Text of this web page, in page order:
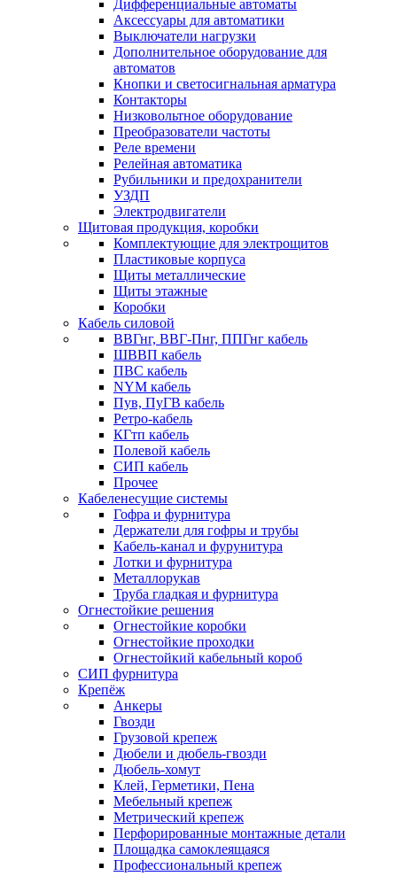
Дифференциальные автоматы
Аксессуары для автоматики
Выключатели нагрузки
Дополнительное оборудование для
автоматов
Кнопки и светосигнальная арматура
Контакторы
Низковольтное оборудование
Преобразователи частоты
Реле времени
Релейная автоматика
Рубильники и предохранители
УЗДП
Электродвигатели
Щитовая продукция, коробки
Комплектующие для электрощитов
Пластиковые корпуса
Щиты металлические
Щиты этажные
Коробки
Кабель силовой
ВВГнг, ВВГ-Пнг, ППГнг кабель
ШВВП кабель
ПВС кабель
NYM кабель
Пув, ПуГВ кабель
Ретро-кабель
КГтп кабель
Полевой кабель
СИП кабель
Прочее
Кабеленесущие системы
Гофра и фурнитура
Держатели для гофры и трубы
Кабель-канал и фурунитура
Лотки и фурнитура
Металлорукав
Труба гладкая и фурнитура
Огнестойкие решения
Огнестойкие коробки
Огнестойкие проходки
Огнестойкий кабельный короб
СИП фурнитура
Крепёж
Анкеры
Гвозди
Грузовой крепеж
Дюбели и дюбель-гвозди
Дюбель-хомут
Клей, Герметики, Пена
Мебельный крепеж
Метрический крепеж
Перфорированные монтажные детали
Площадка самоклеящаяся
Профессиональный крепеж